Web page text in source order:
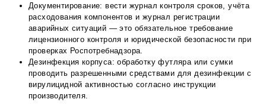
Документирование: вести журнал контроля сроков, учёта
расходования компонентов и журнал регистрации
аварийных ситуаций — это обязательное требование
лицензионного контроля и юридической безопасности при
проверках Роспотребнадзора.
Дезинфекция корпуса: обработку футляра или сумки
проводить разрешенными средствами для дезинфекции с
вирулицидной активностью согласно инструкции
производителя.